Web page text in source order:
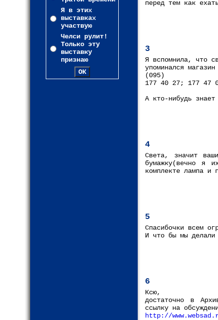
Я в этих
выставках
участвую
Челси рулит!
Только эту
выставку
признаю
перед тем как
3
Я вспомнила, что
упоминался
(095)
177 40 27; 177 47
А кто-нибудь знает
4
Света, значит
бумажку(вечно я
комплекте лампа и
5
Спасибочки всем
И что бы мы делали
6
Ксю,
достаточно в
ссылку на
http://